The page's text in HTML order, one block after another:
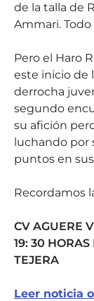
de la talla de
Ammari.
Pero el Haro
este inicio de
derrocha
segundo
su afición
luchando por
puntos en
Recordamos
CV AGUERE
19: 30
TEJERA
Leer noticia